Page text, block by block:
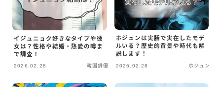
イジュニョク好きなタイプや彼
女は？性格や結婚・熱愛の噂ま
で調査！
2026.02.28 韓国俳優
ホジュンは実話で実在したモデ
ルいる？歴史的背景や時代も解
説します！
2026.02.28 ホジュン